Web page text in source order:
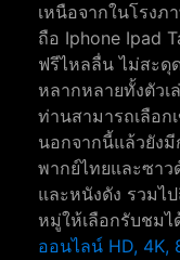
เหนือจากในโรง
ถือ Iphone Ipad
ฟรีไหลลื่น ไม่สะดุ
หลากหลายทั้งตัวเ
ท่านสามารถเลือก
นอกจากนี้แล้วยัง
พากย์ไทยและซา
และหนังดัง รวมไ
หมู่ให้เลือกรับชมไ
ออนไลน์ HD,